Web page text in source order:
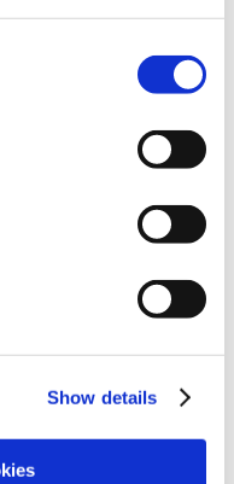
Show details
～
ディ / ミディアムグレー
8,800円(税込)
在庫：× |440ポイント
ップ